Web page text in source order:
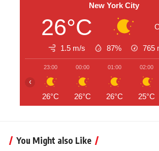
New York City
26°C
1.5 m/s 87% 765
23:00
26°C
00:00
26°C
01:00
26°C
02:00
25°C
‹
You Might also Like